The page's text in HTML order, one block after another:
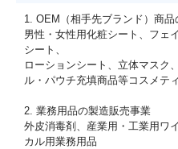
1. OEM（相手先ブランド）商
男性・女性用化粧シート、フェ
シート、
ローションシート、立体マスク
ル・パウチ充填商品等コスメテ
2. 業務用品の製造販売事業
外皮消毒剤、産業用・工業用ワ
カル用業務用品